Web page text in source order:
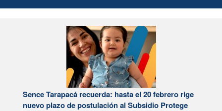
Sence Tarapacá recuerda: hasta el 20 febrero rige
nuevo plazo de postulación al Subsidio Protege